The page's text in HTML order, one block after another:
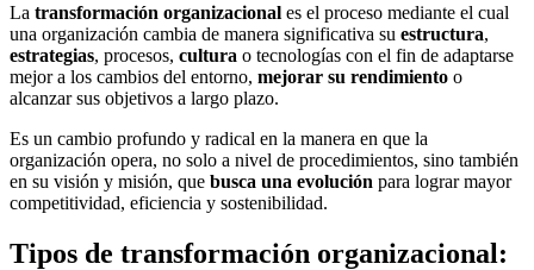
La transformación organizacional es el proceso mediante el cual
una organización cambia de manera significativa su estructura,
estrategias, procesos, cultura o tecnologías con el fin de adaptarse
mejor a los cambios del entorno, mejorar su rendimiento o
alcanzar sus objetivos a largo plazo.
Es un cambio profundo y radical en la manera en que la
organización opera, no solo a nivel de procedimientos, sino también
en su visión y misión, que busca una evolución para lograr mayor
competitividad, eficiencia y sostenibilidad.
Tipos de transformación organizacional: